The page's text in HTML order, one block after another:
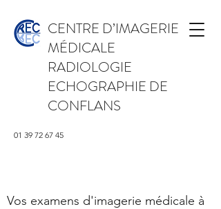
CENTRE D’IMAGERIE
MÉDICALE
RADIOLOGIE
ECHOGRAPHIE DE
CONFLANS
01 39 72 67 45
Vos examens d'imagerie médicale à